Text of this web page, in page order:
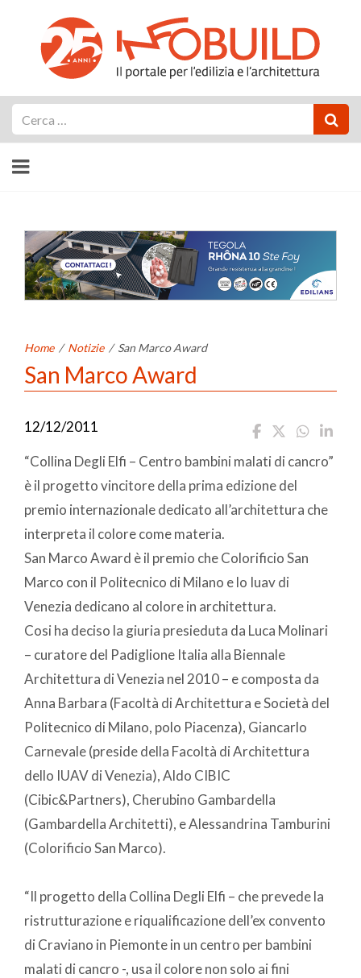
Home / Notizie / San Marco Award
San Marco Award
12/12/2011
“Collina Degli Elfi – Centro bambini malati di cancro”
è il progetto vincitore della prima edizione del
premio internazionale dedicato all’architettura che
interpreta il colore come materia.
San Marco Award è il premio che Colorificio San
Marco con il Politecnico di Milano e lo Iuav di
Venezia dedicano al colore in architettura.
Cosi ha deciso la giuria presieduta da Luca Molinari
– curatore del Padiglione Italia alla Biennale
Architettura di Venezia nel 2010 – e composta da
Anna Barbara (Facoltà di Architettura e Società del
Politecnico di Milano, polo Piacenza), Giancarlo
Carnevale (preside della Facoltà di Architettura
dello IUAV di Venezia), Aldo CIBIC
(Cibic&Partners), Cherubino Gambardella
(Gambardella Architetti), e Alessandrina Tamburini
(Colorificio San Marco).
“Il progetto della Collina Degli Elfi – che prevede la
ristrutturazione e riqualificazione dell’ex convento
di Craviano in Piemonte in un centro per bambini
malati di cancro -, usa il colore non solo ai fini